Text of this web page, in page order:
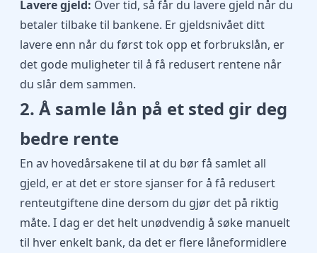
Lavere gjeld: Over tid, så får du lavere gjeld når du
betaler tilbake til bankene. Er gjeldsnivået ditt
lavere enn når du først tok opp et forbrukslån, er
det gode muligheter til å få redusert rentene når
du slår dem sammen.
2. Å samle lån på et sted gir deg
bedre rente
En av hovedårsakene til at du bør få samlet all
gjeld, er at det er store sjanser for å få redusert
renteutgiftene dine dersom du gjør det på riktig
måte. I dag er det helt unødvendig å søke manuelt
til hver enkelt bank, da det er flere låneformidlere